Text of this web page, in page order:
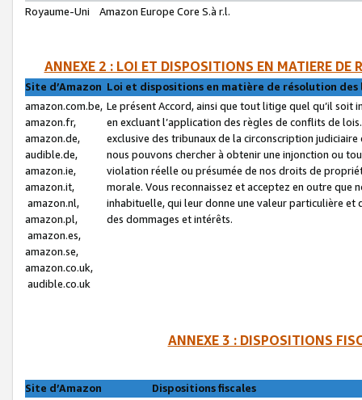
Royaume-Uni
Amazon Europe Core S.à r.l.
ANNEXE 2 : LOI ET DISPOSITIONS EN MATIERE DE
Site d’Amazon Loi et dispositions en matière de résolution
amazon.com.be,
amazon.fr,
amazon.de,
audible.de,
amazon.ie,
amazon.it,
amazon.nl,
amazon.pl,
amazon.es,
amazon.se,
amazon.co.uk,
audible.co.uk
Le présent Accord, ainsi que tout litige quel qu’il soit
en excluant l’application des règles de conflits de
exclusive des tribunaux de la circonscription
nous pouvons chercher à obtenir une injonction ou
violation réelle ou présumée de nos droits de
morale. Vous reconnaissez et acceptez en outre que
inhabituelle, qui leur donne une valeur particulière
des dommages et intérêts.
ANNEXE 3 : DISPOSITIONS
Site d’Amazon
Dispositions fiscales